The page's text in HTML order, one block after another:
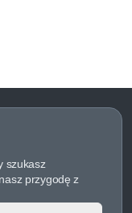
szukasz
przygodę z